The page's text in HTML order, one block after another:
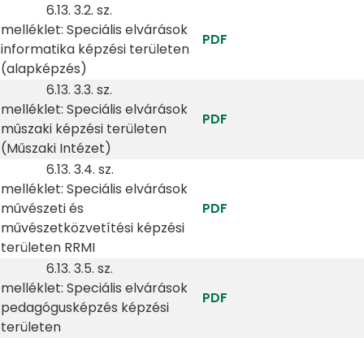
6.13. 3.2. sz.
melléklet: Speciális elvárások
informatika képzési területen
(alapképzés)
PDF
6.13. 3.3. sz.
melléklet: Speciális elvárások
műszaki képzési területen
(Műszaki Intézet)
PDF
6.13. 3.4. sz.
melléklet: Speciális elvárások
művészeti és
művészetközvetítési képzési
területen RRMI
PDF
6.13. 3.5. sz.
melléklet: Speciális elvárások
pedagógusképzés képzési
területen
PDF